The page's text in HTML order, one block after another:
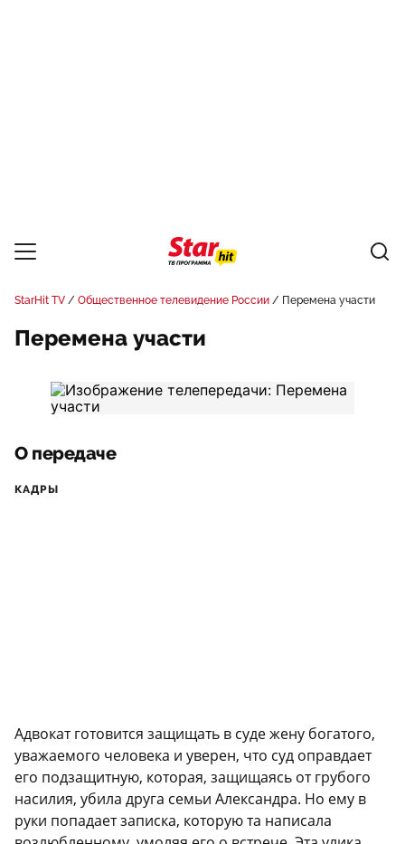
StarHit TV Общественное телевидение России Перемена участи
Перемена участи
О передаче
КАДРЫ
Адвокат готовится защищать в суде жену богатого,
уважаемого человека и уверен, что суд оправдает
его подзащитную, которая, защищаясь от грубого
насилия, убила друга семьи Александра. Но ему в
руки попадает записка, которую та написала